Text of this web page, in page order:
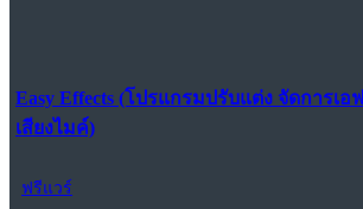
Easy Effects (โปรแกรมปรับแต่ง จัดการเอ
เสียงไมค์)
ฟรีแวร์